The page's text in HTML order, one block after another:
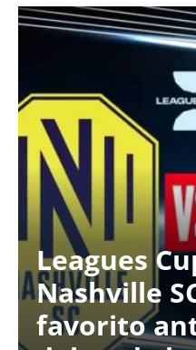
Leagues
Nashville
favorito